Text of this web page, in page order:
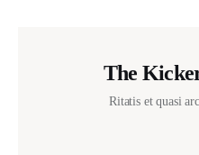
The
Ritatis et quasi